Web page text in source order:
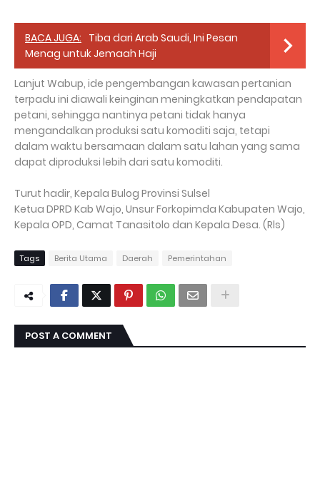
BACA JUGA: Tiba dari Arab Saudi, Ini Pesan
Menag untuk Jemaah Haji
Lanjut Wabup, ide pengembangan kawasan pertanian
terpadu ini diawali keinginan meningkatkan pendapatan
petani, sehingga nantinya petani tidak hanya
mengandalkan produksi satu komoditi saja, tetapi
dalam waktu bersamaan dalam satu lahan yang sama
dapat diproduksi lebih dari satu komoditi.
Turut hadir, Kepala Bulog Provinsi Sulsel
Ketua DPRD Kab Wajo, Unsur Forkopimda Kabupaten Wajo,
Kepala OPD, Camat Tanasitolo dan Kepala Desa. (Rls)
Tags Berita Utama Daerah Pemerintahan
POST A COMMENT